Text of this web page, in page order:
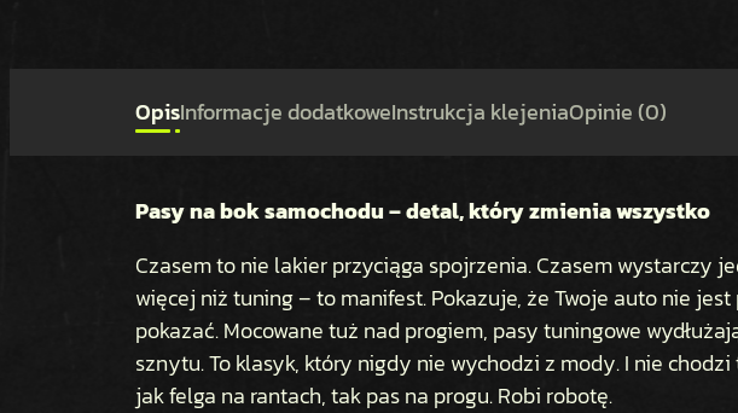
OpisInformacje dodatkoweInstrukcja klejeniaOpinie (0)
Pasy na bok samochodu – detal, który zmienia wszystko
Czasem to nie lakier przyciąga spojrzenia. Czasem wystarczy
więcej niż tuning – to manifest. Pokazuje, że Twoje auto nie
pokazać. Mocowane tuż nad progiem, pasy tuningowe
sznytu. To klasyk, który nigdy nie wychodzi z mody. I nie
jak felga na rantach, tak pas na progu. Robi robotę.